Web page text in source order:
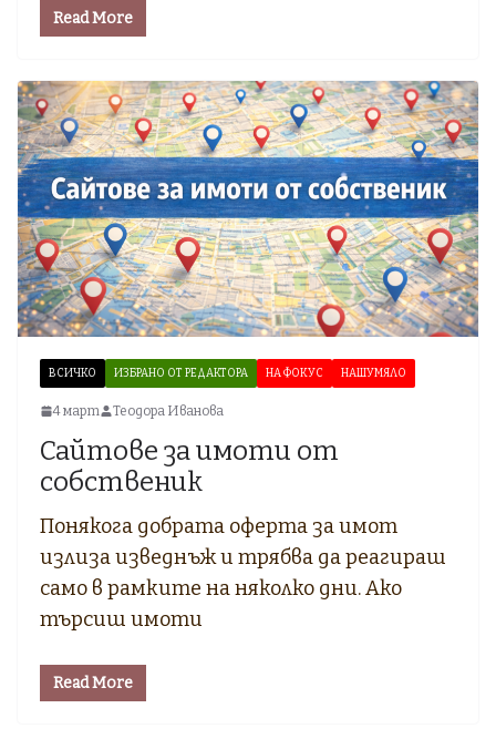
Read More
ВСИЧКО ИЗБРАНО ОТ РЕДАКТОРА НА ФОКУС НАШУМЯЛО
4 март Теодора Иванова
Сайтове за имоти от
собственик
Понякога добрата оферта за имот
излиза изведнъж и трябва да реагираш
само в рамките на няколко дни. Ако
търсиш имоти
Read More